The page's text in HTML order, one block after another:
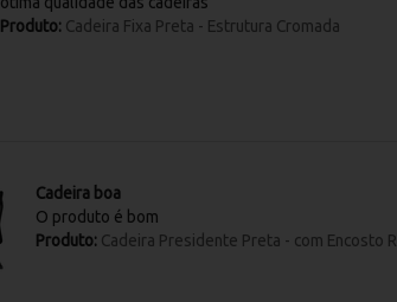
Produto: Cadeira Fixa Preta - Estrutura Cromada
Cadeira boa
O produto é bom
Produto: Cadeira Presidente Preta - com Encosto